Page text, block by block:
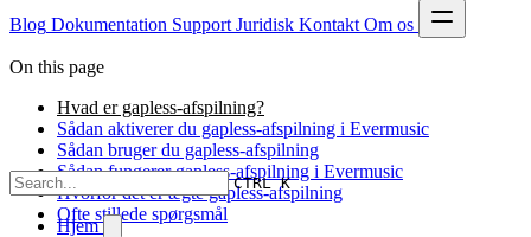
Blog Dokumentation Support Juridisk Kontakt Om os
CTRL K
Hjem
On this page
Hvad er gapless-afspilning?
Sådan aktiverer du gapless-afspilning i Evermusic
Sådan bruger du gapless-afspilning
Sådan fungerer gapless-afspilning i Evermusic
Hvorfor det er ægte gapless-afspilning
Ofte stillede spørgsmål